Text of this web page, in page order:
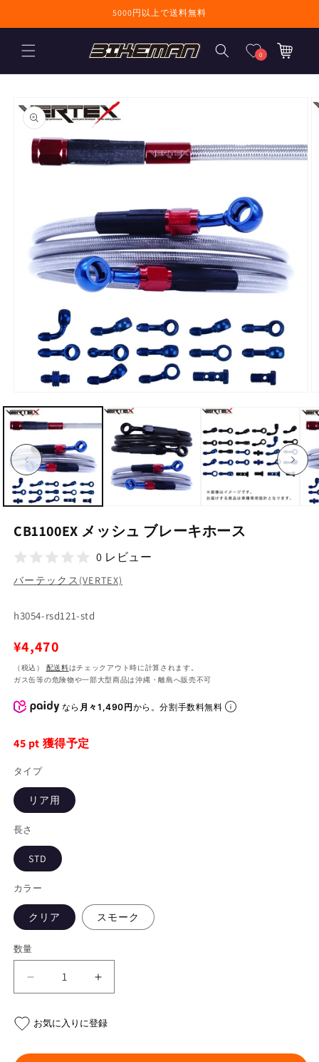
5000円以上で送料無料
0
カ
ー
商品情報にスキ
ー
ダ
で
メ
デ
ィ
ア
を
開
く
CB1100EX メッシュ ブレーキホース
0 レビュー
バーテックス(VERTEX)
SKU:
h3054-rsd121-std
通
常
価
格
¥4,470
（税込） 配送料はチェックアウト時に計算されます。
ガス缶等の危険物や一部大型商品は沖縄・離島へ販売不可
なら 月々1,490円から。分割手数料無料
45 pt 獲得予定
タイプ
リア用
長さ
STD
カラー
クリア スモーク
数量
CB1100EX
ッ
ュ
CB1100EX
ッ
ュ
お気に入りに登録